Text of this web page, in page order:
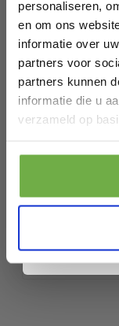
personaliseren,
en om ons
informatie over
partners voor
partners kunnen
informatie die u
verzameld op
Artikelnummer
EAN
SKU
Sfeerhaard
Laat ons